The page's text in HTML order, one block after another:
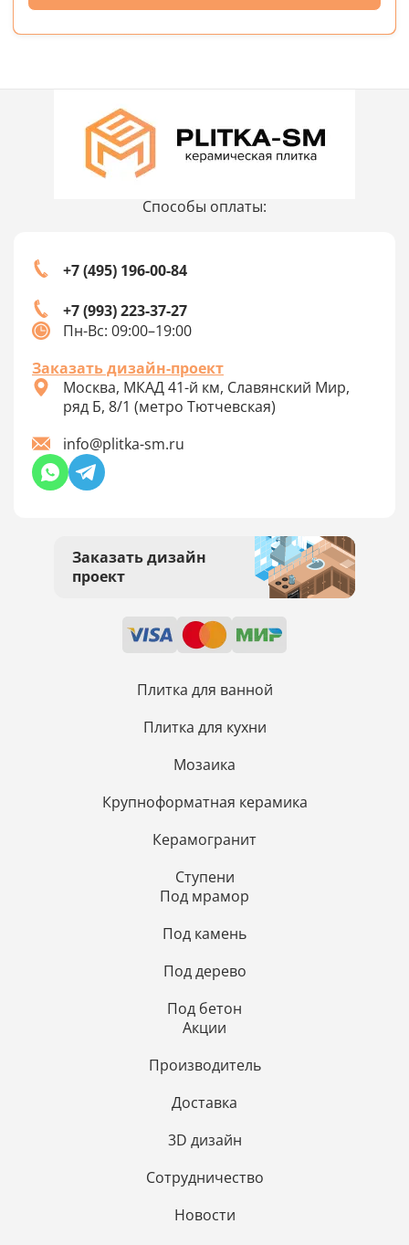
Способы оплаты:
Плитка для ванной
Плитка для кухни
Мозаика
Крупноформатная керамика
Керамогранит
Ступени
Под мрамор
Под камень
Под дерево
Под бетон
Акции
Производитель
Доставка
3D дизайн
Сотрудничество
Новости
Заказать дизайн
проект
+7 (495) 196-00-84
+7 (993) 223-37-27
Пн-Вс: 09:00–19:00
Заказать дизайн-проект
Москва, МКАД 41-й км, Славянский Мир,
ряд Б, 8/1 (метро Тютчевская)
info@plitka-sm.ru